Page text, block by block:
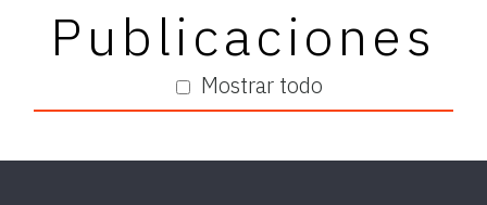
Mostrar todo
Publicaciones